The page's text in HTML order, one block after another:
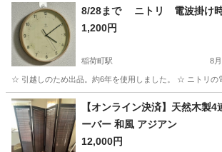
東京 練馬区 江古田駅 照明器具 シーリン
8/28まで ニトリ 電波掛け
1,200円
稲荷町駅 8
☆ 引越しのため出品。約6年を使用しました。 ☆ ニトリの
東京 台東区 稲荷町駅 時計 ニトリ
【オンライン決済】天然木製
ーバー 和風 アジアン
12,000円